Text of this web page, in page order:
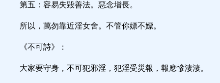
第五：容易失毀善法。惡念增長。
所以，萬勿靠近淫女舍。不管你嫖不嫖。
《不可詩》：
大家要守身，不可犯邪淫，犯淫受災報，報應慘淒淒。